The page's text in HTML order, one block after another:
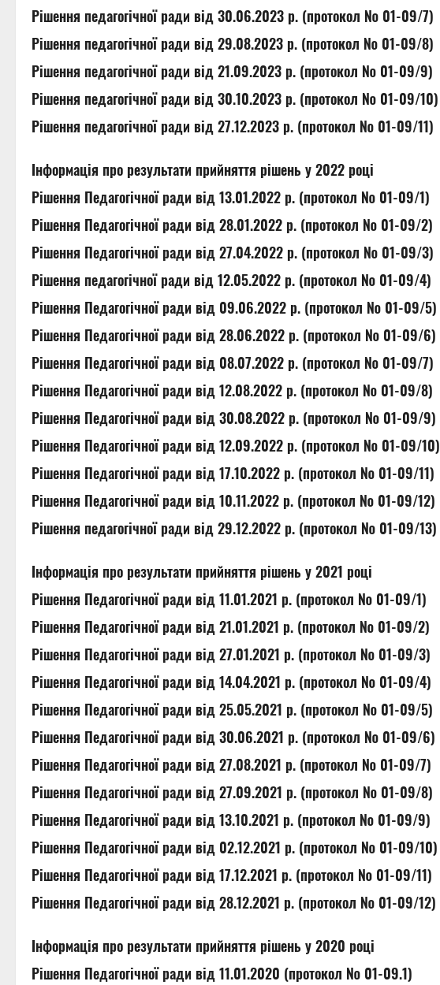
Рішення педагогічної ради від 30.06.2023 р. (протокол № 01-09/7)
Рішення педагогічної ради від 29.08.2023 р. (протокол № 01-09/8)
Рішення педагогічної ради від 21.09.2023 р. (протокол № 01-09/9)
Рішення педагогічної ради від 30.10.2023 р. (протокол № 01-09/10)
Рішення педагогічної ради від 27.12.2023 р. (протокол № 01-09/11)
Інформація про результати прийняття рішень у 2022 році
Рішення Педагогічної ради від 13.01.2022 р. (протокол № 01-09/1)
Рішення Педагогічної ради від 28.01.2022 р. (протокол № 01-09/2)
Рішення Педагогічної ради від 27.04.2022 р. (протокол № 01-09/3)
Рішення педагогічної ради від 12.05.2022 р. (протокол № 01-09/4)
Рішення Педагогічної ради від 09.06.2022 р. (протокол № 01-09/5)
Рішення Педагогічної ради від 28.06.2022 р. (протокол № 01-09/6)
Рішення Педагогічної ради від 08.07.2022 р. (протокол № 01-09/7)
Рішення Педагогічної ради від 12.08.2022 р. (протокол № 01-09/8)
Рішення Педагогічної ради від 30.08.2022 р. (протокол № 01-09/9)
Рішення Педагогічної ради від 12.09.2022 р. (протокол № 01-09/10)
Рішення Педагогічної ради від 17.10.2022 р. (протокол № 01-09/11)
Рішення Педагогічної ради від 10.11.2022 р. (протокол № 01-09/12)
Рішення педагогічної ради від 29.12.2022 р. (протокол № 01-09/13)
Інформація про результати прийняття рішень у 2021 році
Рішення Педагогічної ради від 11.01.2021 р. (протокол № 01-09/1)
Рішення Педагогічної ради від 21.01.2021 р. (протокол № 01-09/2)
Рішення Педагогічної ради від 27.01.2021 р. (протокол № 01-09/3)
Рішення Педагогічної ради від 14.04.2021 р. (протокол № 01-09/4)
Рішення Педагогічної ради від 25.05.2021 р. (протокол № 01-09/5)
Рішення Педагогічної ради від 30.06.2021 р. (протокол № 01-09/6)
Рішення Педагогічної ради від 27.08.2021 р. (протокол № 01-09/7)
Рішення Педагогічної ради від 27.09.2021 р. (протокол № 01-09/8)
Рішення Педагогічної ради від 13.10.2021 р. (протокол № 01-09/9)
Рішення Педагогічної ради від 02.12.2021 р. (протокол № 01-09/10)
Рішення Педагогічної ради від 17.12.2021 р. (протокол № 01-09/11)
Рішення Педагогічної ради від 28.12.2021 р. (протокол № 01-09/12)
Інформація про результати прийняття рішень у 2020 році
Рішення Педагогічної ради від 11.01.2020 (протокол № 01-09.1)